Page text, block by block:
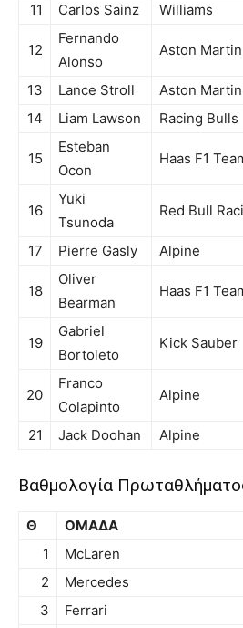
11
Carlos Sainz Williams
12
Fernando
Alonso
Aston Martin
13 Lance Stroll Aston Martin
14
Liam Lawson Racing Bulls
15
Esteban
Ocon
Haas F1
16
Yuki
Tsunoda
Red Bull
17 Pierre Gasly Alpine
18
Oliver
Bearman
Haas F1
19
Gabriel
Bortoleto
Kick Sauber
20
Franco
Colapinto
Alpine
21 Jack Doohan Alpine
Βαθμολογία
Θ ΟΜΑΔΑ
1
McLaren
2
Mercedes
3
Ferrari